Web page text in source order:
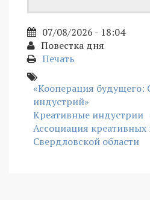
07/08/2026 - 18:04
Повестка дня
Печать
«Кооперация будущего:
индустрий»
Креативные индустрии
Ассоциация
Свердловской области